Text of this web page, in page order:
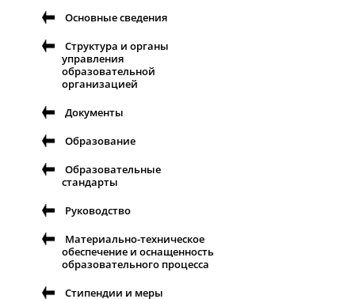
Основные сведения
Структура и органы
управления
образовательной
организацией
Документы
Образование
Образовательные
стандарты
Руководство
Материально-техническое
обеспечение и оснащенность
образовательного процесса
Стипендии и меры